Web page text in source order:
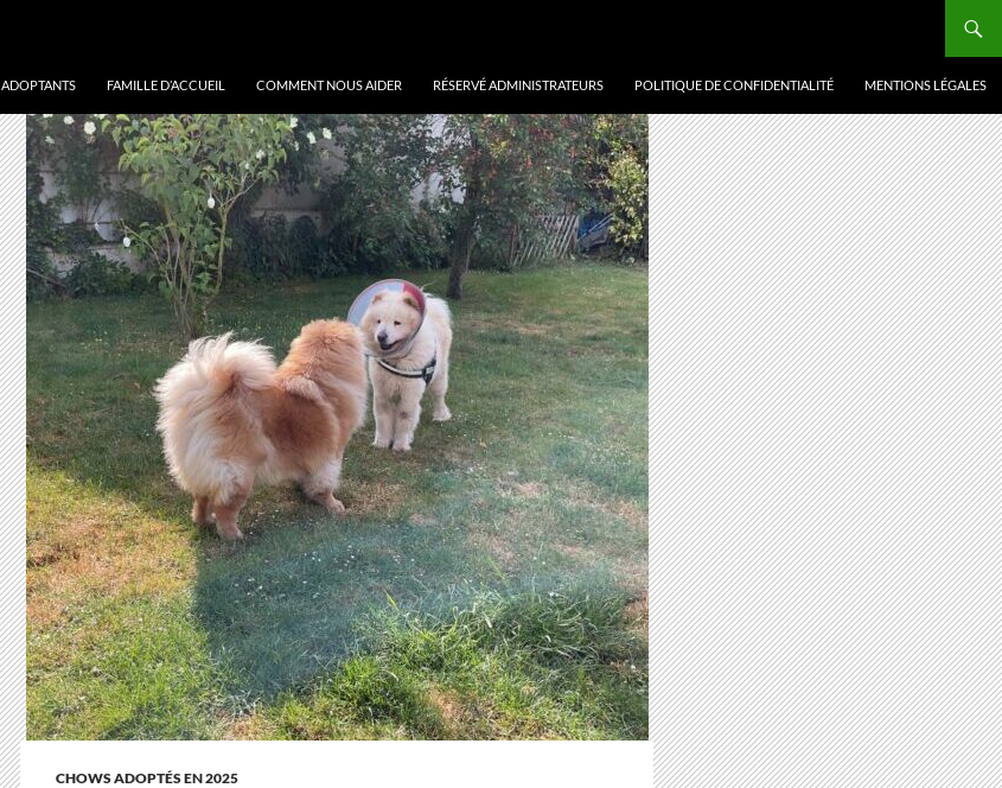
ADOPTANTS FAMILLE D’ACCUEIL COMMENT NOUS AIDER RÉSERVÉ ADMINISTRATEURS POLITIQUE DE CONFIDENTIALITÉ MENTIONS LÉGALES
CHOWS ADOPTÉS EN 2025